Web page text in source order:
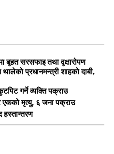
बृहत सरसफाइ तथा वृक्षारोपण
थालेको प्रधानमन्त्री शाहको दाबी,
गर्ने व्यक्ति पक्राउ
एकको मृत्यु, ६ जना पक्राउ
हस्तान्तरण